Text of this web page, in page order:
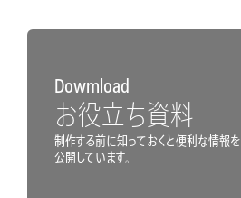
Dowmload
お役立ち資料
制作する前に知っておくと便利な情報を
公開しています。